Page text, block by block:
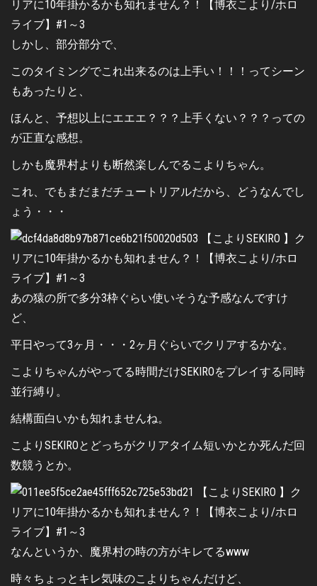
しかし、部分部分で、
このタイミングでこれ出来るのは上手い！！！ってシーン
もあったりと、
ほんと、予想以上にエエエ？？？上手くない？？？っての
が正直な感想。
しかも魔界村よりも断然楽しんでるこよりちゃん。
これ、でもまだまだチュートリアルだから、どうなんでし
ょう・・・
あの猿の所で多分3枠ぐらい使いそうな予感なんですけ
ど、
平日やって3ヶ月・・・2ヶ月ぐらいでクリアするかな。
こよりちゃんがやってる時間だけSEKIROをプレイする同時
並行縛り。
結構面白いかも知れませんね。
こよりSEKIROとどっちがクリアタイム短いかとか死んだ回
数競うとか。
なんというか、魔界村の時の方がキレてるwww
時々ちょっとキレ気味のこよりちゃんだけど、